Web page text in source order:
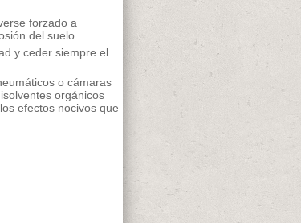
forzado a
del suelo.
y ceder siempre el
o cámaras
orgánicos
efectos nocivos que